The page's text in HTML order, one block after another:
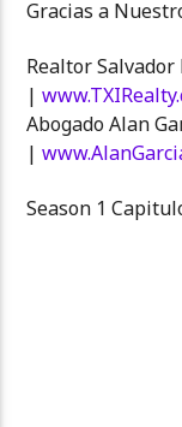
Gracias a
Realtor
|
Abogado Alan
|
Season 1